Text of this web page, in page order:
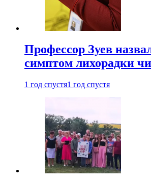
Профессор Зуев
симптом лихорадки
1 год спустя1 год спустя